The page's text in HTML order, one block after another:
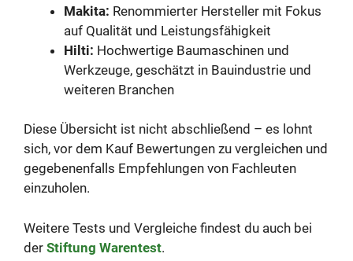
Makita: Renommierter Hersteller mit Fokus
auf Qualität und Leistungsfähigkeit
Hilti: Hochwertige Baumaschinen und
Werkzeuge, geschätzt in Bauindustrie und
weiteren Branchen
Diese Übersicht ist nicht abschließend – es lohnt
sich, vor dem Kauf Bewertungen zu vergleichen und
gegebenenfalls Empfehlungen von Fachleuten
einzuholen.
Weitere Tests und Vergleiche findest du auch bei
der Stiftung Warentest.